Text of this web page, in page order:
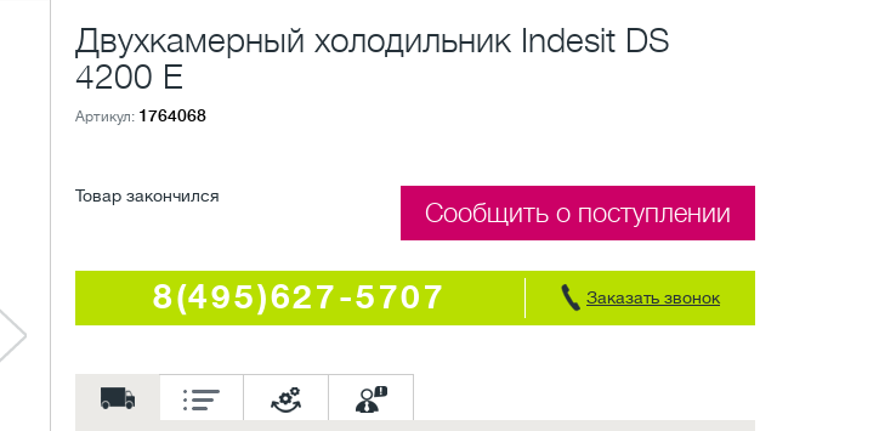
Двухкамерный холодильник Indesit DS
4200 E
Артикул: 1764068
Товар закончился
Сообщить о поступлении
8(495)627-5707 Заказать звонок